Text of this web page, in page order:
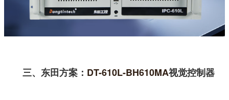
三、东田方案： DT-610L-BH610MA视觉控制器